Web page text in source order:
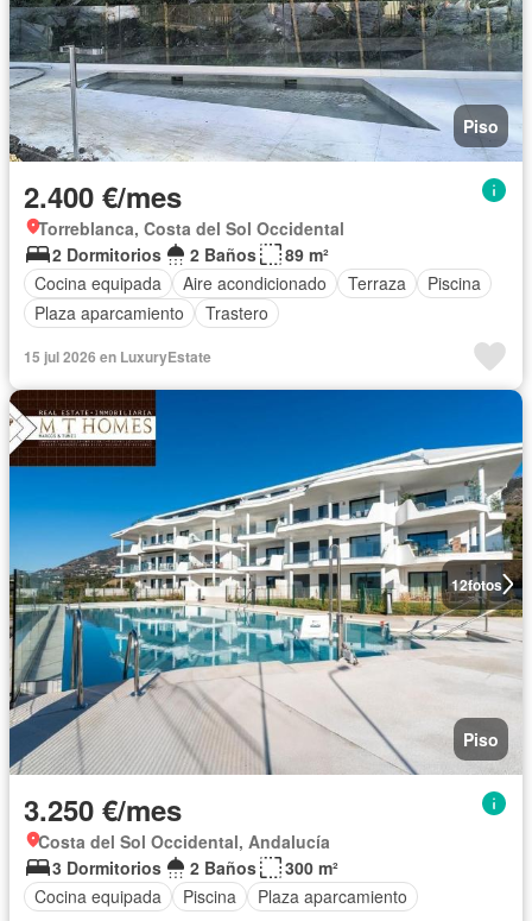
Piso
2.400 €/mes
Torreblanca, Costa del Sol Occidental
2 Dormitorios
2 Baños
89 m²
Cocina equipada
Aire acondicionado Terraza
Piscina
Plaza aparcamiento
Trastero
15 jul 2026 en LuxuryEstate
12fotos
Piso
3.250 €/mes
Costa del Sol Occidental, Andalucía
3 Dormitorios
2 Baños
300 m²
Cocina equipada
Piscina Plaza aparcamiento